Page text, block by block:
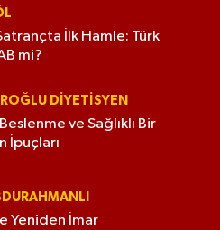
İlk Hamle: Türk
mi?
DIYETISYEN
ve Sağlıklı Bir
İpuçları
Yeniden İmar